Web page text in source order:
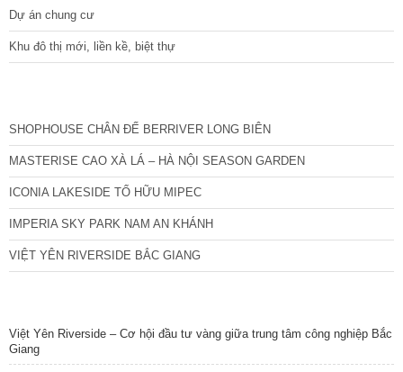
Dự án chung cư
Khu đô thị mới, liền kề, biệt thự
SHOPHOUSE CHÂN ĐẾ BERRIVER LONG BIÊN
MASTERISE CAO XÀ LÁ – HÀ NỘI SEASON GARDEN
ICONIA LAKESIDE TỐ HỮU MIPEC
IMPERIA SKY PARK NAM AN KHÁNH
VIỆT YÊN RIVERSIDE BẮC GIANG
Việt Yên Riverside – Cơ hội đầu tư vàng giữa trung tâm công nghiệp Bắc
Giang